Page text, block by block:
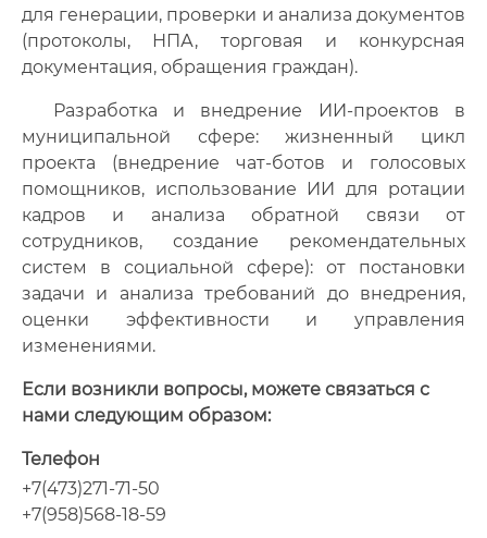
Если возникли вопросы, можете связаться с
нами следующим образом:
Телефон
+7(473)271-71-50
+7(958)568-18-59
для генерации, проверки и анализа документов
(протоколы, НПА, торговая и конкурсная
документация, обращения граждан).
Разработка и внедрение ИИ-проектов в
муниципальной сфере: жизненный цикл
проекта (внедрение чат-ботов и голосовых
помощников, использование ИИ для ротации
кадров и анализа обратной связи от
сотрудников, создание рекомендательных
систем в социальной сфере): от постановки
задачи и анализа требований до внедрения,
оценки эффективности и управления
изменениями.